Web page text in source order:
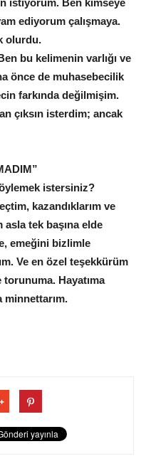
ediyorum çalışmaya.
olurdu.
bu kelimenin varlığı ve
önce de muhasebecilik
farkında değilmişim.
çıksın isterdim; ancak
istersiniz?
kazandıklarım ve
asla tek başına elde
emeğini bizlimle
Ve en özel teşekkürüm
Hayatıma
minnettarım.